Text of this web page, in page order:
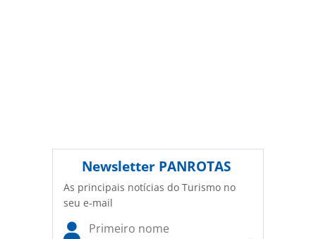
Newsletter PANROTAS
As principais notícias do Turismo no
seu e-mail